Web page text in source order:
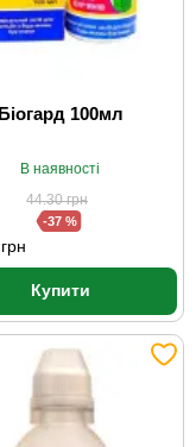
Біогард 100мл
В наявності
44.30грн
-37 %
грн
Купити